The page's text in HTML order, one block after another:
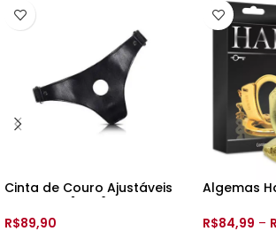
Cinta de Couro Ajustáveis
R$89,90
Algemas
R$84,99 –